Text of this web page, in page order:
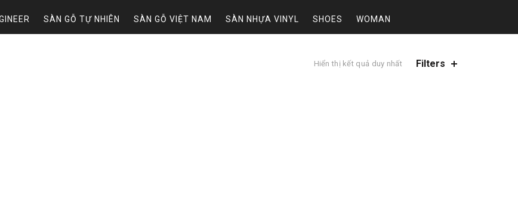
SÀN GỖ TỰ NHIÊN SÀN GỖ VIỆT NAM SÀN NHỰA VINYL SHOES WOMAN
Hiển thị kết quả duy nhất Filters